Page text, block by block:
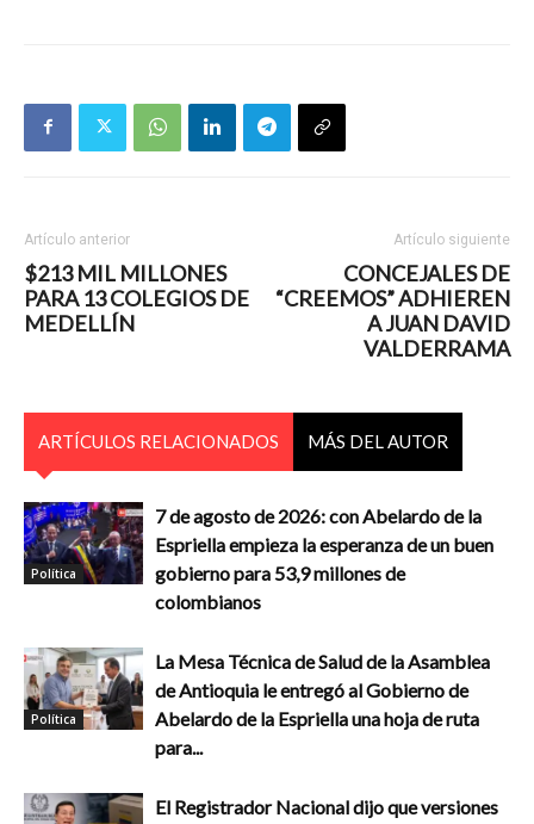
Artículo anterior
$213 MIL MILLONES
PARA 13 COLEGIOS DE
MEDELLÍN
Artículo siguiente
CONCEJALES DE
“CREEMOS” ADHIEREN
A JUAN DAVID
VALDERRAMA
ARTÍCULOS RELACIONADOS MÁS DEL AUTOR
Política
7 de agosto de 2026: con Abelardo de la
Espriella empieza la esperanza de un buen
gobierno para 53,9 millones de
colombianos
Política
La Mesa Técnica de Salud de la Asamblea
de Antioquia le entregó al Gobierno de
Abelardo de la Espriella una hoja de ruta
para...
El Registrador Nacional dijo que versiones